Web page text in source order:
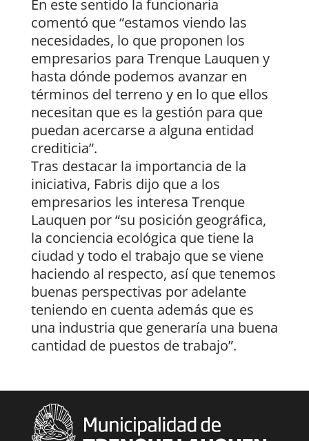
En este sentido la funcionaria
comentó que “estamos viendo las
necesidades, lo que proponen los
empresarios para Trenque Lauquen y
hasta dónde podemos avanzar en
términos del terreno y en lo que ellos
necesitan que es la gestión para que
puedan acercarse a alguna entidad
crediticia”.
Tras destacar la importancia de la
iniciativa, Fabris dijo que a los
empresarios les interesa Trenque
Lauquen por “su posición geográfica,
la conciencia ecológica que tiene la
ciudad y todo el trabajo que se viene
haciendo al respecto, así que tenemos
buenas perspectivas por adelante
teniendo en cuenta además que es
una industria que generaría una buena
cantidad de puestos de trabajo”.